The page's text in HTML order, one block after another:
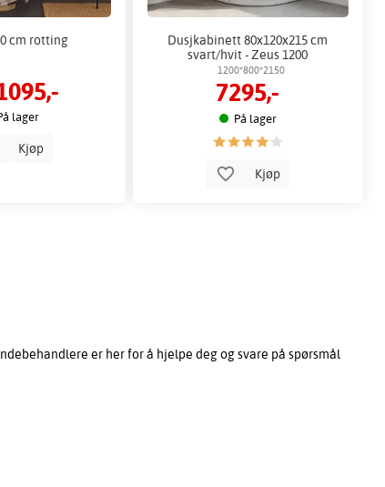
cm rotting
lager
Kjøp
Dusjkabinett 80x120x215 cm
svart/hvit - Zeus 1200
1200*800*2150
7295,-
På lager
Kjøp
er her for å hjelpe deg og svare på spørsmål